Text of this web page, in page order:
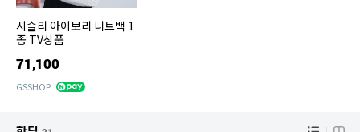
시슬리 아이보리 니트백 1
종 TV상품
71,100
GSSHOP